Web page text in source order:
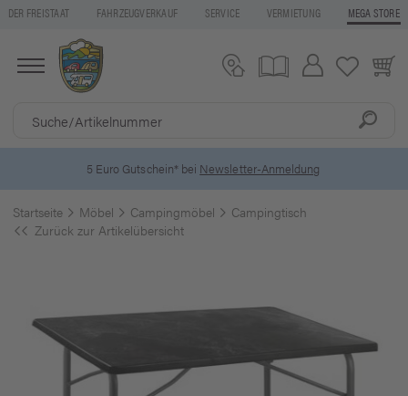
DER FREISTAAT FAHRZEUGVERKAUF SERVICE VERMIETUNG MEGA STORE
5 Euro Gutschein* bei Newsletter-Anmeldung
Startseite Möbel Campingmöbel
Campingtisch
Zurück zur Artikelübersicht